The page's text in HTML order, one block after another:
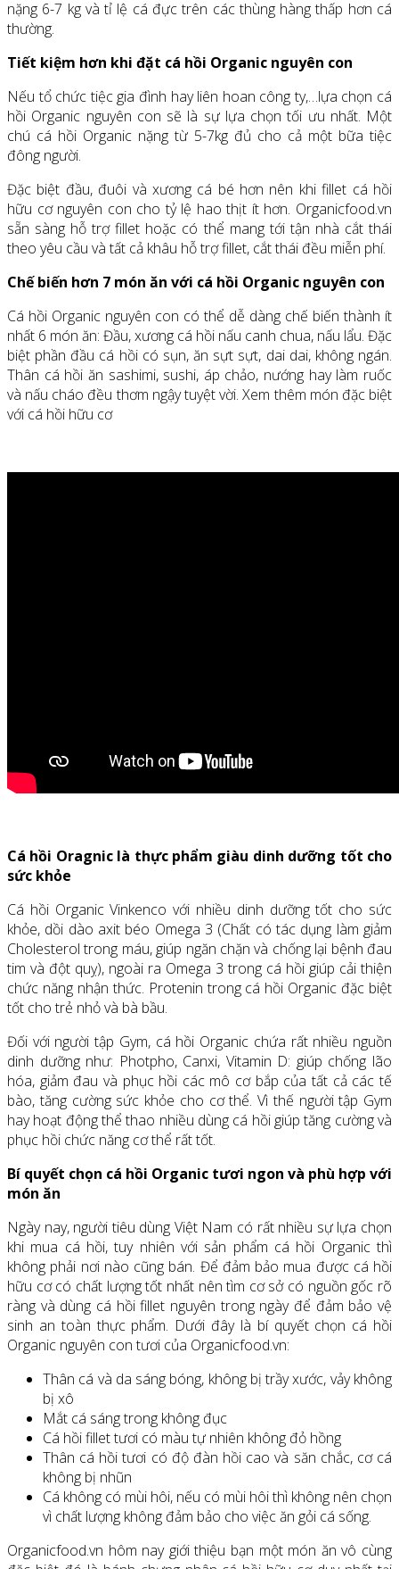
nặng 6-7 kg và tỉ lệ cá đực trên các thùng hàng thấp hơn cá
thường.
Tiết kiệm hơn khi đặt cá hồi Organic nguyên con
Nếu tổ chức tiệc gia đình hay liên hoan công ty,…lựa chọn cá
hồi Organic nguyên con sẽ là sự lựa chọn tối ưu nhất. Một
chú cá hồi Organic nặng từ 5-7kg đủ cho cả một bữa tiệc
đông người.
Đặc biệt đầu, đuôi và xương cá bé hơn nên khi fillet cá hồi
hữu cơ nguyên con cho tỷ lệ hao thịt ít hơn. Organicfood.vn
sẵn sàng hỗ trợ fillet hoặc có thể mang tới tận nhà cắt thái
theo yêu cầu và tất cả khâu hỗ trợ fillet, cắt thái đều miễn phí.
Chế biến hơn 7 món ăn với cá hồi Organic nguyên con
Cá hồi Organic nguyên con có thể dễ dàng chế biến thành ít
nhất 6 món ăn: Đầu, xương cá hồi nấu canh chua, nấu lẩu. Đặc
biệt phần đầu cá hồi có sụn, ăn sựt sựt, dai dai, không ngán.
Thân cá hồi ăn sashimi, sushi, áp chảo, nướng hay làm ruốc
và nấu cháo đều thơm ngậy tuyệt vời. Xem thêm món đặc biệt
với cá hồi hữu cơ
Cá hồi Oragnic là thực phẩm giàu dinh dưỡng tốt cho
sức khỏe
Cá hồi Organic Vinkenco với nhiều dinh dưỡng tốt cho sức
khỏe, dồi dào axit béo Omega 3 (Chất có tác dụng làm giảm
Cholesterol trong máu, giúp ngăn chặn và chống lại bệnh đau
tim và đột quỵ), ngoài ra Omega 3 trong cá hồi giúp cải thiện
chức năng nhận thức. Protenin trong cá hồi Organic đặc biệt
tốt cho trẻ nhỏ và bà bầu.
Đối với người tập Gym, cá hồi Organic chứa rất nhiều nguồn
dinh dưỡng như: Photpho, Canxi, Vitamin D: giúp chống lão
hóa, giảm đau và phục hồi các mô cơ bắp của tất cả các tế
bào, tăng cường sức khỏe cho cơ thể. Vì thế người tập Gym
hay hoạt động thể thao nhiều dùng cá hồi giúp tăng cường và
phục hồi chức năng cơ thể rất tốt.
Bí quyết chọn cá hồi Organic tươi ngon và phù hợp với
món ăn
Ngày nay, người tiêu dùng Việt Nam có rất nhiều sự lựa chọn
khi mua cá hồi, tuy nhiên với sản phẩm cá hồi Organic thì
không phải nơi nào cũng bán. Để đảm bảo mua được cá hồi
hữu cơ có chất lượng tốt nhất nên tìm cơ sở có nguồn gốc rõ
ràng và dùng cá hồi fillet nguyên trong ngày để đảm bảo vệ
sinh an toàn thực phẩm. Dưới đây là bí quyết chọn cá hồi
Organic nguyên con tươi của Organicfood.vn:
Thân cá và da sáng bóng, không bị trầy xước, vảy không
bị xô
Mắt cá sáng trong không đục
Cá hồi fillet tươi có màu tự nhiên không đỏ hồng
Thân cá hồi tươi có độ đàn hồi cao và săn chắc, cơ cá
không bị nhũn
Cá không có mùi hôi, nếu có mùi hôi thì không nên chọn
vì chất lượng không đảm bảo cho việc ăn gỏi cá sống.
Organicfood.vn hôm nay giới thiệu bạn một món ăn vô cùng